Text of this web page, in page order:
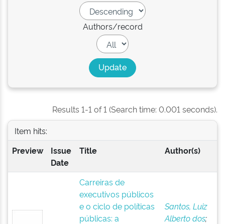
Authors/record
Results 1-1 of 1 (Search time: 0.001 seconds).
Item hits:
Preview
Issue
Date
Title Author(s)
Carreiras de
executivos públicos
e o ciclo de políticas
públicas: a
Santos, Luiz
Alberto dos;